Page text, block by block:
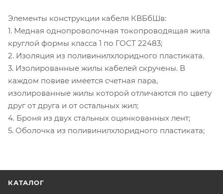
Элементы конструкции кабеля КВБбШв:
1. Медная однопроволочная токопроводящая жила
круглой формы класса 1 по ГОСТ 22483;
2. Изоляция из поливинилхлоридного пластиката.
3. Изолированные жилы кабелей скручены. В
каждом повиве имеется счетная пара,
изолированные жилы которой отличаются по цвету
друг от друга и от остальных жил;
4. Броня из двух стальных оцинкованных лент;
5. Оболочка из поливинилхлоридного пластиката;
КАТАЛОГ